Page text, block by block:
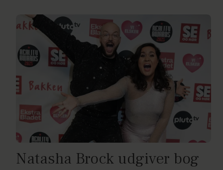
Natasha Brock udgiver bog